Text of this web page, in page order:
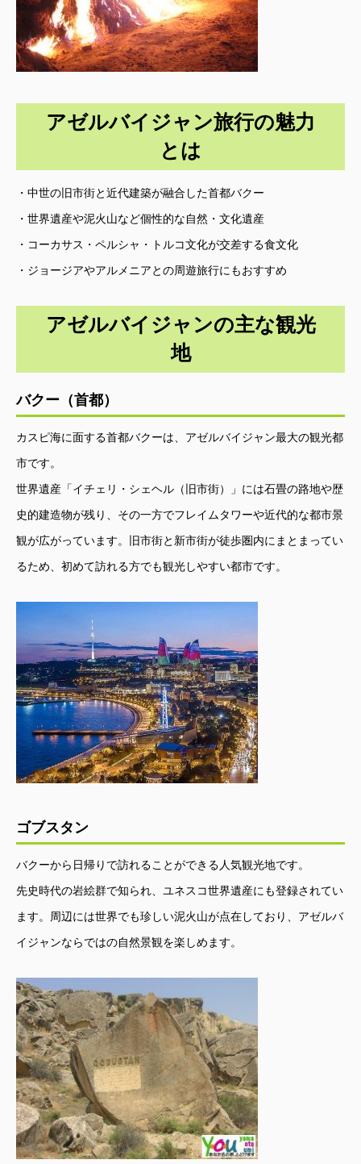
アゼルバイジャン旅行の魅力
とは
・中世の旧市街と近代建築が融合した首都バクー
・世界遺産や泥火山など個性的な自然・文化遺産
・コーカサス・ペルシャ・トルコ文化が交差する食文化
・ジョージアやアルメニアとの周遊旅行にもおすすめ
アゼルバイジャンの主な観光
地
バクー（首都）
カスピ海に面する首都バクーは、アゼルバイジャン最大の観光都
市です。
世界遺産「イチェリ・シェヘル（旧市街）」には石畳の路地や歴
史的建造物が残り、その一方でフレイムタワーや近代的な都市景
観が広がっています。旧市街と新市街が徒歩圏内にまとまってい
るため、初めて訪れる方でも観光しやすい都市です。
ゴブスタン
バクーから日帰りで訪れることができる人気観光地です。
先史時代の岩絵群で知られ、ユネスコ世界遺産にも登録されてい
ます。周辺には世界でも珍しい泥火山が点在しており、アゼルバ
イジャンならではの自然景観を楽しめます。